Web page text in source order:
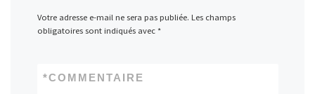
Votre adresse e-mail ne sera pas publiée. Les champs
obligatoires sont indiqués avec *
COMMENTAIRE
*